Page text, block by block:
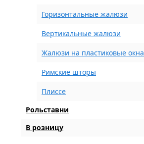
Горизонтальные жалюзи
Вертикальные жалюзи
Жалюзи на пластиковые окна
Римские шторы
Плиссе
Рольставни
В розницу